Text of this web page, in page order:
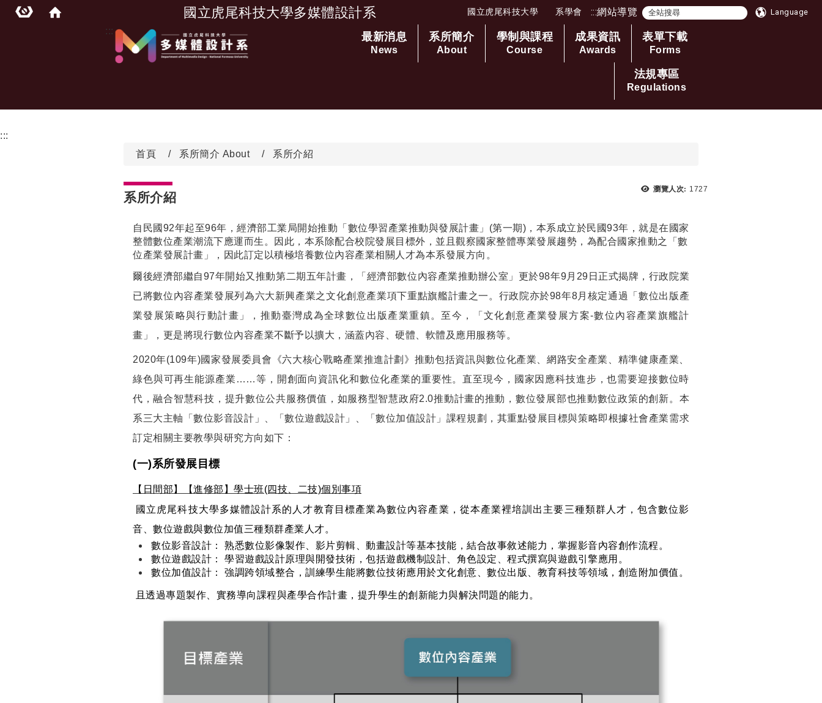
國立虎尾科技大學多媒體設計系 國立虎尾科技大學 系學會 :::網站導覽 Language
跳到主要內容
::: 最新消息
News
系所簡介
About
學制與課程
Course
成果資訊
Awards
表單下載
Forms
法規專區
Regulations
:::
首頁
系所簡介 About 系所介紹
瀏覽人次: 瀏覽次數：
1727
系所介紹
自民國92年起至96年，經濟部工業局開始推動「數位學習產業推動與發展計畫」(第一期)，本系成立於民國93年，就是在國家
整體數位產業潮流下應運而生。因此，本系除配合校院發展目標外，並且觀察國家整體專業發展趨勢，為配合國家推動之「數
位產業發展計畫」，因此訂定以積極培養數位內容產業相關人才為本系發展方向。
爾後經濟部繼自97年開始又推動第二期五年計畫，「經濟部數位內容產業推動辦公室」更於98年9月29日正式揭牌，行政院業
已將數位內容產業發展列為六大新興產業之文化創意產業項下重點旗艦計畫之一。行政院亦於98年8月核定通過「數位出版產
業發展策略與行動計畫」，推動臺灣成為全球數位出版產業重鎮。至今，「文化創意產業發展方案-數位內容產業旗艦計
畫」，更是將現行數位內容產業不斷予以擴大，涵蓋內容、硬體、軟體及應用服務等。
2020年(109年)國家發展委員會《六大核心戰略產業推進計劃》推動包括資訊與數位化產業、網路安全產業、精準健康產業、
綠色與可再生能源產業……等，開創面向資訊化和數位化產業的重要性。直至現今，國家因應科技進步，也需要迎接數位時
代，融合智慧科技，提升數位公共服務價值，如服務型智慧政府2.0推動計畫的推動，數位發展部也推動數位政策的創新。本
系三大主軸「數位影音設計」、「數位遊戲設計」、「數位加值設計」課程規劃，其重點發展目標與策略即根據社會產業需求
訂定相關主要教學與研究方向如下：
(一)系所發展目標
【日間部】【進修部】學士班(四技、二技)個別事項
國立虎尾科技大學多媒體設計系的人才教育目標產業為數位內容產業，從本產業裡培訓出主要三種類群人才，包含數位影
音、數位遊戲與數位加值三種類群產業人才。
數位影音設計： 熟悉數位影像製作、影片剪輯、動畫設計等基本技能，結合故事敘述能力，掌握影音內容創作流程。
數位遊戲設計： 學習遊戲設計原理與開發技術，包括遊戲機制設計、角色設定、程式撰寫與遊戲引擎應用。
數位加值設計： 強調跨領域整合，訓練學生能將數位技術應用於文化創意、數位出版、教育科技等領域，創造附加價值。
且透過專題製作、實務導向課程與產學合作計畫，提升學生的創新能力與解決問題的能力。